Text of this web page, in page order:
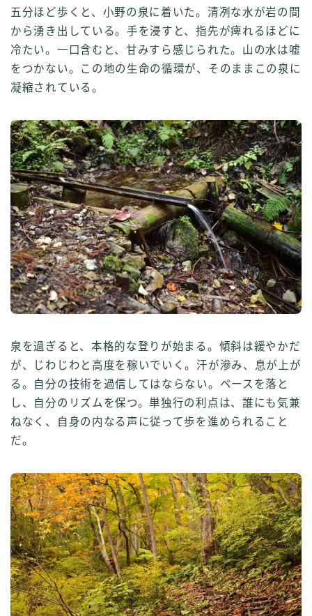
五分ほど歩くと、小野の泉に着いた。清冽な水が岩の間
から湧き出している。手を浸すと、指先が痺れるほどに
冷たい。一口含むと、甘みすら感じられた。山の水は嘘
をつかない。この地の生命の循環が、そのままこの泉に
凝縮されている。
泉を過ぎると、本格的な登りが始まる。傾斜は緩やかだ
が、じわじわと高度を稼いでいく。汗が滲み、息が上が
る。自分の技術を過信してはならない。ペースを落と
し、自分のリズムを保つ。単独行の利点は、誰にも気兼
ねなく、自身の内なる声に従って歩を進められること
だ。